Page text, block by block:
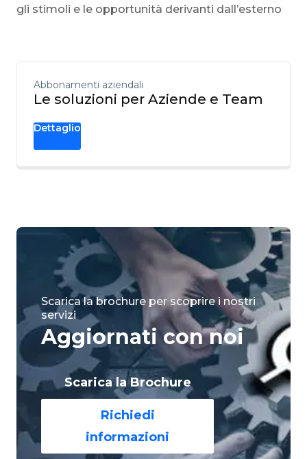
gli stimoli e le opportunità derivanti dall’esterno
Abbonamenti aziendali
Le soluzioni per Aziende e Team
Dettaglio
Scarica la brochure per scoprire i nostri
servizi
Aggiornati con noi
Scarica la Brochure
Richiedi
informazioni